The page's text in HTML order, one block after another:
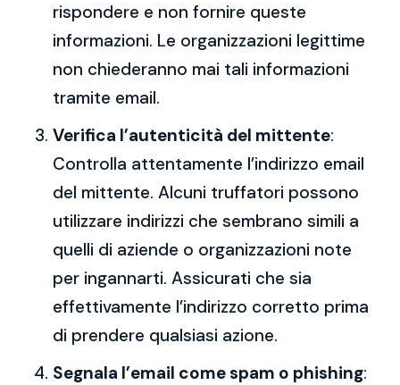
rispondere e non fornire queste
informazioni. Le organizzazioni legittime
non chiederanno mai tali informazioni
tramite email.
Verifica l’autenticità del mittente:
Controlla attentamente l’indirizzo email
del mittente. Alcuni truffatori possono
utilizzare indirizzi che sembrano simili a
quelli di aziende o organizzazioni note
per ingannarti. Assicurati che sia
effettivamente l’indirizzo corretto prima
di prendere qualsiasi azione.
Segnala l’email come spam o phishing: